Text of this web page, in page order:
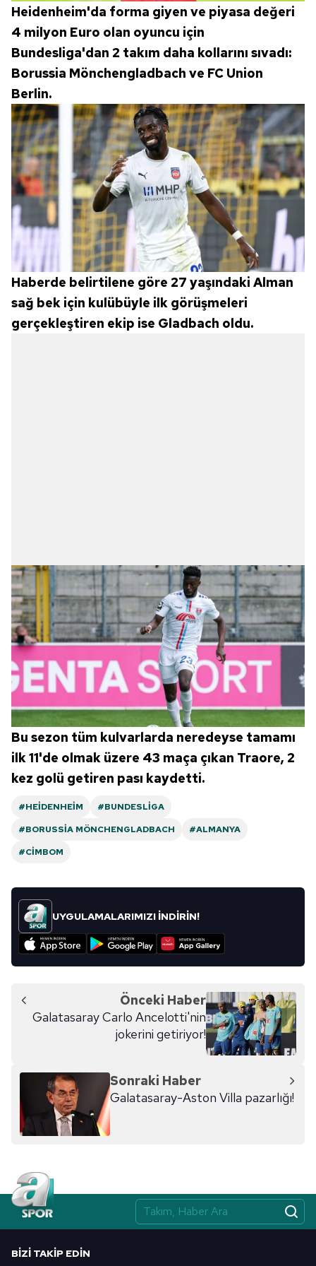
toplumu hizmetlerinin sunulması amacıyla
kullanılmaktadır. Diğer çerezler, sitemizin daha işlevsel
kılınması ve kişiselleştirilmesi ve sizlere yönelik
reklam/pazarlama faaliyetlerinin yapılması, amaçlarıyla
sınırlı olarak açık rızanız dahilinde kullanılacaktır.
Çerezlere ilişkin tercihlerinizi aşağıda yer alan panel
vasıtasıyla belirleyebilirsiniz. Çerezlere ilişkin detaylı bilgi
için Ayarlar butonuna tıklayabilir,Çerez Bilgilendirme
Metnimizi
ziyaret edebilirsiniz.
6698 sayılı Kişisel Verilerin Korunması Kanunu uyarınca
hazırlanmış Aydınlatma Metnimizi okumak ve sitemizde
ilgili mevzuata uygun olarak kullanılan çerezlerle ilgili bilgi
almak için lütfentıklayınız.
Heidenheim'da forma giyen ve piyasa değeri
4 milyon Euro olan oyuncu için
Bundesliga'dan 2 takım daha kollarını sıvadı:
Borussia Mönchengladbach ve FC Union
Berlin.
Haberde belirtilene göre 27 yaşındaki Alman
sağ bek için kulübüyle ilk görüşmeleri
gerçekleştiren ekip ise Gladbach oldu.
Bu sezon tüm kulvarlarda neredeyse tamamı
ilk 11'de olmak üzere 43 maça çıkan Traore, 2
kez golü getiren pası kaydetti.
#HEIDENHEIM
#BUNDESLIGA
#BORUSSIA MÖNCHENGLADBACH
#ALMANYA
#CIMBOM
UYGULAMALARIMIZI İNDİRİN!
Önceki Haber
Galatasaray Carlo Ancelotti'nin
jokerini getiriyor!
Sonraki Haber
Galatasaray-Aston Villa pazarlığı!
BIZI TAKIP EDIN